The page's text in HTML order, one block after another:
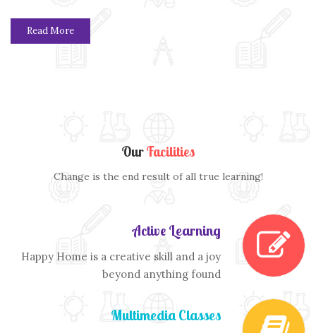
Read More
OurFacilities
Change is the end result of all true learning!
Active Learning
Happy Home is a creative skill and a joy
beyond anything found
Multimedia Classes